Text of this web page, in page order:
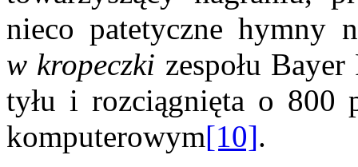
nieco patetyczne hymny
w kropeczki zespołu
tyłu i rozciągnięta o 800
komputerowym[10].